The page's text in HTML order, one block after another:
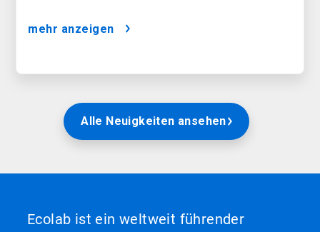
mehr anzeigen
Alle Neuigkeiten ansehen
Ecolab ist ein weltweit führender